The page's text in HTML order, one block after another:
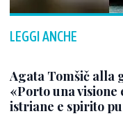
LEGGI ANCHE
Agata Tomšič alla
«Porto una
istriane e spirito